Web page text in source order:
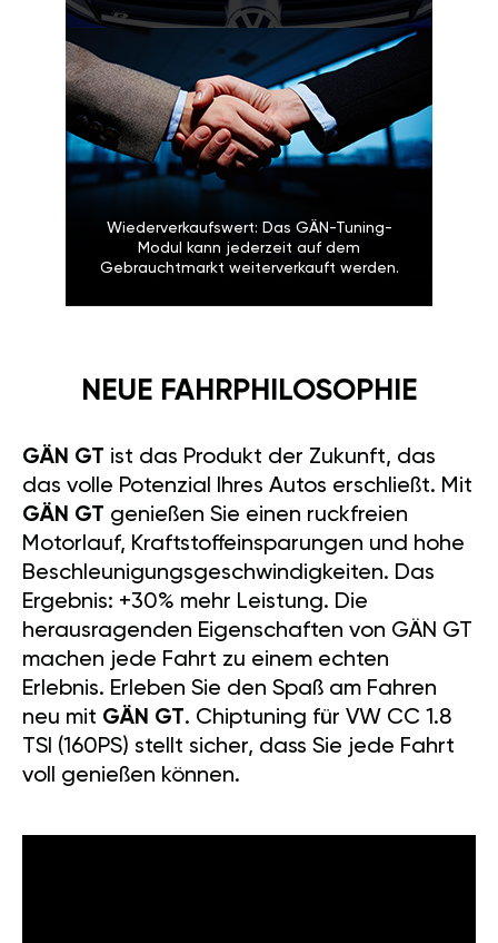
Wiederverkaufswert: Das GÄN-Tuning-
Modul kann jederzeit auf dem
Gebrauchtmarkt weiterverkauft werden.
NEUE FAHRPHILOSOPHIE
GÄN GT ist das Produkt der Zukunft, das
das volle Potenzial Ihres Autos erschließt. Mit
GÄN GT genießen Sie einen ruckfreien
Motorlauf, Kraftstoffeinsparungen und hohe
Beschleunigungsgeschwindigkeiten. Das
Ergebnis: +30% mehr Leistung. Die
herausragenden Eigenschaften von GÄN GT
machen jede Fahrt zu einem echten
Erlebnis. Erleben Sie den Spaß am Fahren
neu mit GÄN GT. Chiptuning für VW CC 1.8
TSI (160PS) stellt sicher, dass Sie jede Fahrt
voll genießen können.